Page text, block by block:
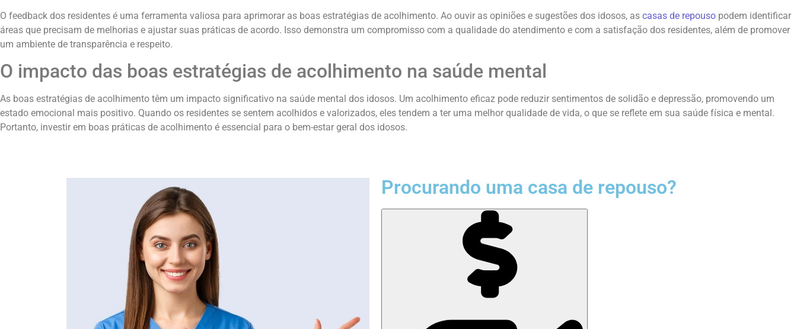
O feedback dos residentes é uma ferramenta valiosa para aprimorar as boas estratégias de acolhimento. Ao ouvir as opiniões e sugestões dos idosos, as casas de repouso podem identificar
áreas que precisam de melhorias e ajustar suas práticas de acordo. Isso demonstra um compromisso com a qualidade do atendimento e com a satisfação dos residentes, além de promover
um ambiente de transparência e respeito.
O impacto das boas estratégias de acolhimento na saúde mental
As boas estratégias de acolhimento têm um impacto significativo na saúde mental dos idosos. Um acolhimento eficaz pode reduzir sentimentos de solidão e depressão, promovendo um
estado emocional mais positivo. Quando os residentes se sentem acolhidos e valorizados, eles tendem a ter uma melhor qualidade de vida, o que se reflete em sua saúde física e mental.
Portanto, investir em boas práticas de acolhimento é essencial para o bem-estar geral dos idosos.
Procurando uma casa de repouso?